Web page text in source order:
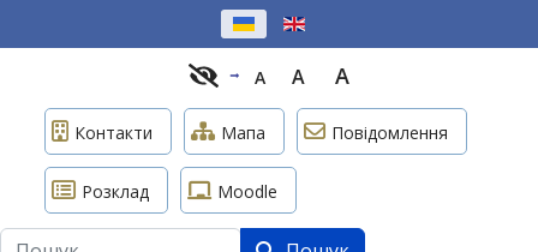
A A A
Контакти Мапа Повідомлення
Розклад Moodle
Пошук